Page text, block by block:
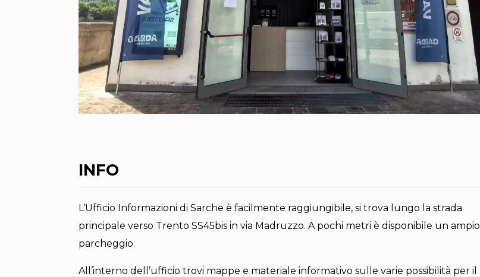
INFO
L’Ufficio Informazioni di Sarche è facilmente raggiungibile, si trova lungo la strada
principale verso Trento SS45bis in via Madruzzo. A pochi metri è disponibile un ampio
parcheggio.
All’interno dell’ufficio trovi mappe e materiale informativo sulle varie possibilità per il